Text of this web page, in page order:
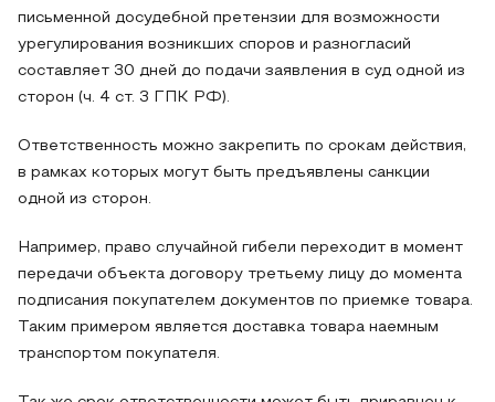
письменной досудебной претензии для возможности
урегулирования возникших споров и разногласий
составляет 30 дней до подачи заявления в суд одной из
сторон (ч. 4 ст. 3 ГПК РФ).
Ответственность можно закрепить по срокам действия,
в рамках которых могут быть предъявлены санкции
одной из сторон.
Например, право случайной гибели переходит в момент
передачи объекта договору третьему лицу до момента
подписания покупателем документов по приемке товара.
Таким примером является доставка товара наемным
транспортом покупателя.